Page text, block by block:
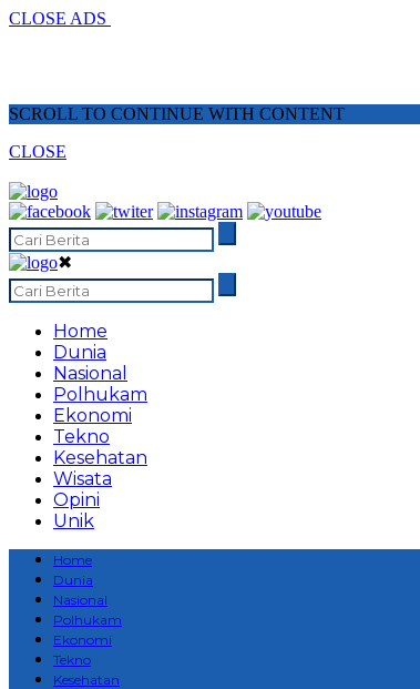
CLOSE ADS
SCROLL TO CONTINUE WITH CONTENT
CLOSE
✖
Home
Dunia
Nasional
Polhukam
Ekonomi
Tekno
Kesehatan
Wisata
Opini
Unik
Home
Dunia
Nasional
Polhukam
Ekonomi
Tekno
Kesehatan